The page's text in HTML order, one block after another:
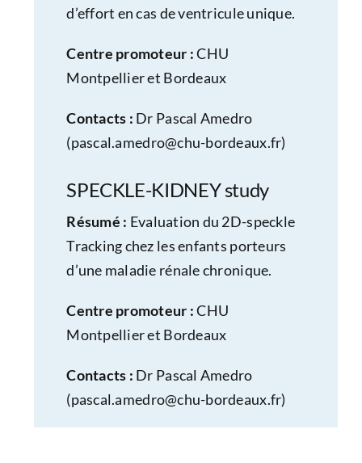
d’effort en cas de ventricule unique.
Centre promoteur :CHU
Montpellier et Bordeaux
Contacts : Dr Pascal Amedro
(pascal.amedro@chu-bordeaux.fr)
SPECKLE-KIDNEY study
Résumé : Evaluation du 2D-speckle
Tracking chez les enfants porteurs
d’une maladie rénale chronique.
Centre promoteur :CHU
Montpellier et Bordeaux
Contacts : Dr Pascal Amedro
(pascal.amedro@chu-bordeaux.fr)